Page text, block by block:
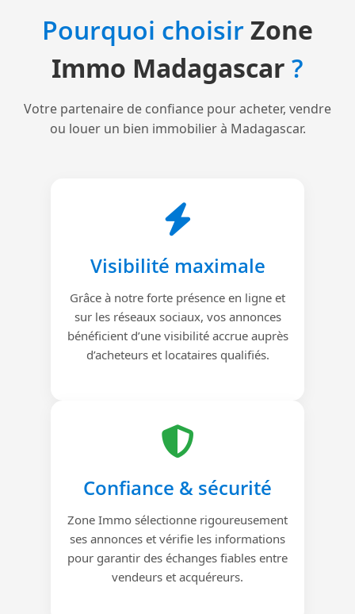
Pourquoi choisirZone
Immo Madagascar ?
Votre partenaire de confiance pour acheter, vendre
ou louer un bien immobilier à Madagascar.
Visibilité maximale
Grâce à notre forte présence en ligne et
sur les réseaux sociaux, vos annonces
bénéficient d’une visibilité accrue auprès
d’acheteurs et locataires qualifiés.
Confiance & sécurité
Zone Immo sélectionne rigoureusement
ses annonces et vérifie les informations
pour garantir des échanges fiables entre
vendeurs et acquéreurs.